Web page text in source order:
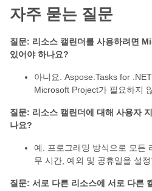
자주 묻는 질문
질문: 리소스 캘린더를 사용하려면
있어야 하나요?
아니요. Aspose.Tasks for
Microsoft Project가 필요하지
질문: 리소스 캘린더에 대해 사용자
나요?
예. 프로그래밍 방식으로 모든
무 시간, 예외 및 공휴일을 설
질문: 서로 다른 리소스에 서로 다른